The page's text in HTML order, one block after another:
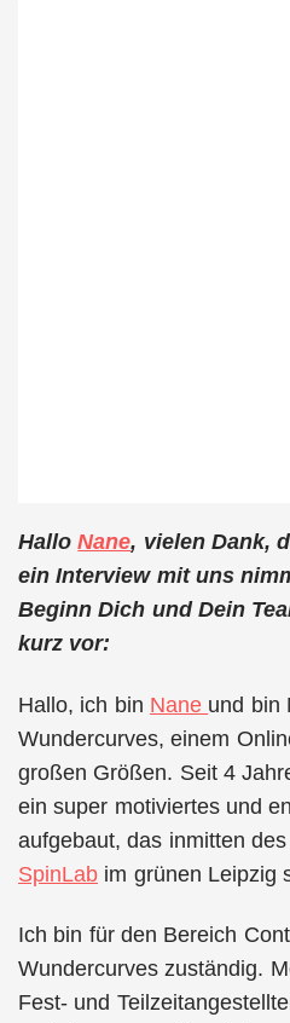
HalloNane, vielen Dank,
ein Interview mit uns
Beginn Dich und Dein
kurz vor:
Hallo, ich bin Nane und bin
Wundercurves, einem
großen Größen. Seit 4
ein super motiviertes und
aufgebaut, das inmitten
SpinLab im grünen Leipzig
Ich bin für den Bereich
Wundercurves zuständig.
Fest- und